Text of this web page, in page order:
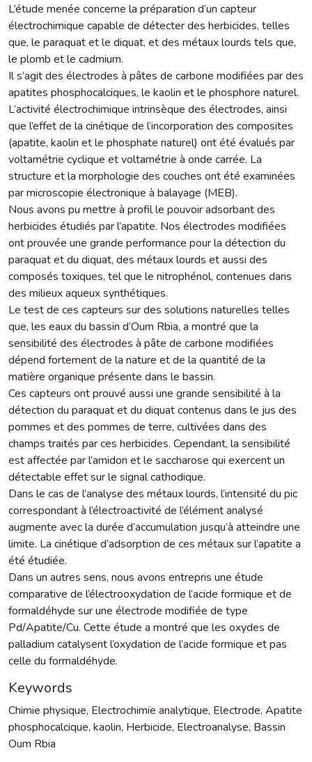
L’étude menée concerne la préparation d’un capteur
électrochimique capable de détecter des herbicides, telles
que, le paraquat et le diquat, et des métaux lourds tels que,
le plomb et le cadmium.
Il s’agit des électrodes à pâtes de carbone modifiées par des
apatites phosphocalciques, le kaolin et le phosphore naturel.
L’activité électrochimique intrinsèque des électrodes, ainsi
que l’effet de la cinétique de l’incorporation des composites
(apatite, kaolin et le phosphate naturel) ont été évalués par
voltamétrie cyclique et voltamétrie à onde carrée. La
structure et la morphologie des couches ont été examinées
par microscopie électronique à balayage (MEB).
Nous avons pu mettre à profil le pouvoir adsorbant des
herbicides étudiés par l’apatite. Nos électrodes modifiées
ont prouvée une grande performance pour la détection du
paraquat et du diquat, des métaux lourds et aussi des
composés toxiques, tel que le nitrophénol, contenues dans
des milieux aqueux synthétiques.
Le test de ces capteurs sur des solutions naturelles telles
que, les eaux du bassin d’Oum Rbia, a montré que la
sensibilité des électrodes à pâte de carbone modifiées
dépend fortement de la nature et de la quantité de la
matière organique présente dans le bassin.
Ces capteurs ont prouvé aussi une grande sensibilité à la
détection du paraquat et du diquat contenus dans le jus des
pommes et des pommes de terre, cultivées dans des
champs traités par ces herbicides. Cependant, la sensibilité
est affectée par l’amidon et le saccharose qui exercent un
détectable effet sur le signal cathodique.
Dans le cas de l’analyse des métaux lourds, l’intensité du pic
correspondant à l’électroactivité de l’élément analysé
augmente avec la durée d’accumulation jusqu’à atteindre une
limite. La cinétique d’adsorption de ces métaux sur l’apatite a
été étudiée.
Dans un autres sens, nous avons entrepris une étude
comparative de l’électrooxydation de l’acide formique et de
formaldéhyde sur une électrode modifiée de type
Pd/Apatite/Cu. Cette étude a montré que les oxydes de
palladium catalysent l’oxydation de l’acide formique et pas
celle du formaldéhyde.
Keywords
Chimie physique, Electrochimie analytique, Electrode, Apatite
phosphocalcique, kaolin, Herbicide, Electroanalyse, Bassin
Oum Rbia